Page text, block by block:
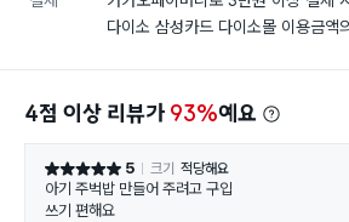
다이소 삼성카드 다이소몰 이용금액
4점 이상 리뷰가 93%예요
별점 5점 5 크기 적당해요
아기 주벅밥 만들어 주려고 구입
쓰기 편해요